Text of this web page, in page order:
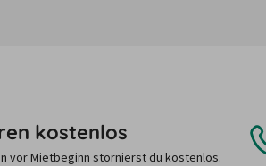
kostenlos
vor Mietbeginn stornierst du kostenlos.